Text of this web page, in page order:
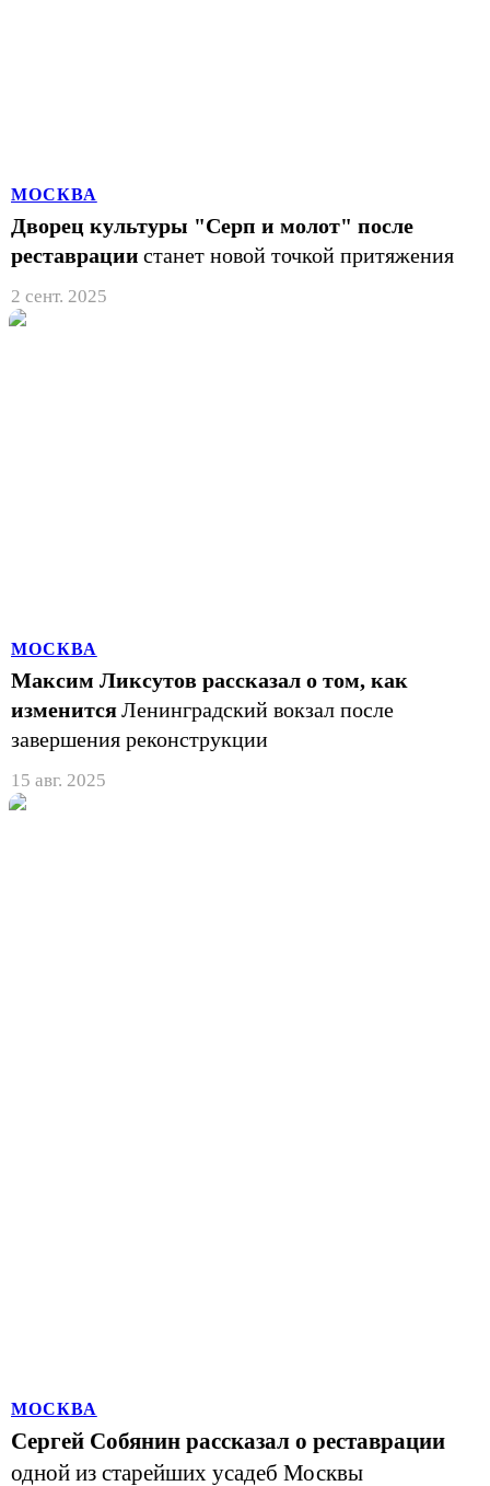
МОСКВА
Дворец культуры "Серп и молот" после
реставрации станет новой точкой притяжения
2 сент. 2025
МОСКВА
Максим Ликсутов рассказал о том, как
изменитсяЛенинградский вокзал после
завершения реконструкции
15 авг. 2025
МОСКВА
Сергей Собянин рассказал о реставрации
одной из старейших усадеб Москвы